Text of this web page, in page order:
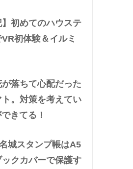
】初めてのハウステ
初体験＆イルミ
落ちて心配だった
ト。対策を考えてい
きてる！
城スタンプ帳はA5
クカバーで保護す